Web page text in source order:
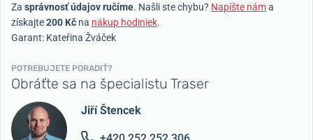
Za správnosť údajov ručíme. Našli ste chybu? Napíšte náma
získajte200 Kč na nákup hodiniek.
Garant: Kateřina Žváček
POTREBUJETE PORADIŤ?
Obráťte sa na špecialistu Traser
Jiří Štencek